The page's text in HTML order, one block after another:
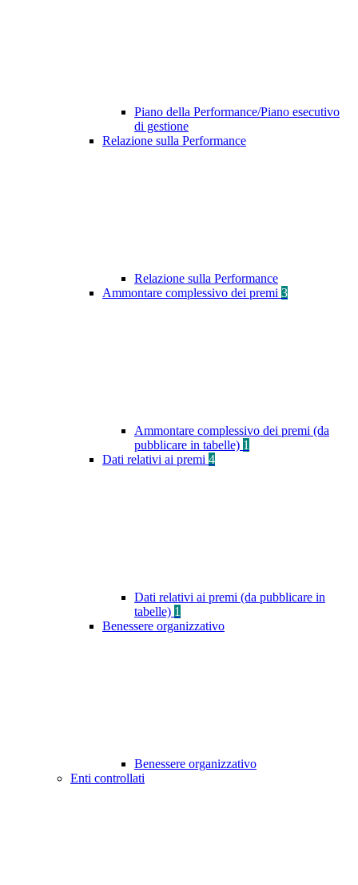
Piano della Performance/Piano esecutivo
di gestione
Relazione sulla Performance
Relazione sulla Performance
Ammontare complessivo dei premi 3
Ammontare complessivo dei premi (da
pubblicare in tabelle) 1
Dati relativi ai premi 4
Dati relativi ai premi (da pubblicare in
tabelle) 1
Benessere organizzativo
Benessere organizzativo
Enti controllati